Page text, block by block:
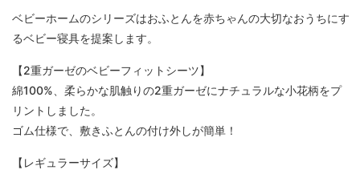
ベビーホームのシリーズはおふとんを赤ちゃんの大切なおうちにす
るベビー寝具を提案します。
【2重ガーゼのベビーフィットシーツ】
綿100%、柔らかな肌触りの2重ガーゼにナチュラルな小花柄をプ
リントしました。
ゴム仕様で、敷きふとんの付け外しが簡単！
【レギュラーサイズ】